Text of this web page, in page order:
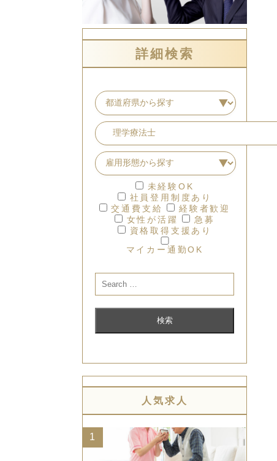
詳細検索
未経験OK
社員登用制度あり
交通費支給
経験者歓迎
女性が活躍
急募
資格取得支援あり
マイカー通勤OK
人気求人
1